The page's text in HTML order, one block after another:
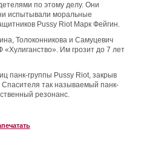
по этому делу. Они
испытывали моральные
Pussy Riot Марк Фейгин.
Толоконникова и Самуцевич
Им грозит до 7 лет
панк-группы Pussy Riot, закрыв
так называемый панк-
резонанс.